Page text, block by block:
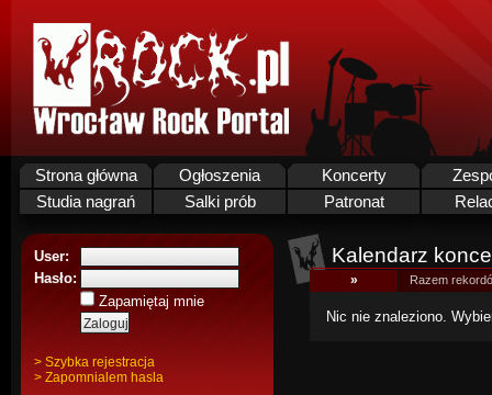
Strona główna Ogłoszenia Koncerty
Studia nagrań
Salki prób Patronat
User:
Hasło:
Zapamiętaj mnie
> Szybka rejestracja
> Zapomnialem hasla
Kalendarz
» Razem
Nic nie znaleziono.